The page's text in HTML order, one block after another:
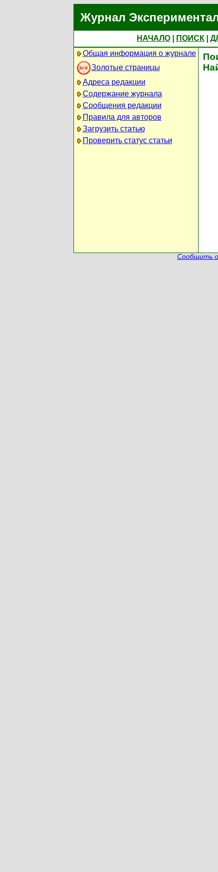
Журнал
НАЧАЛО ПОИСК
Общая информация о журнале
Золотые страницы
Адреса редакции
Содержание журнала
Сообщения редакции
Правила для авторов
Загрузить статью
Проверить статус статьи
Сообщить о